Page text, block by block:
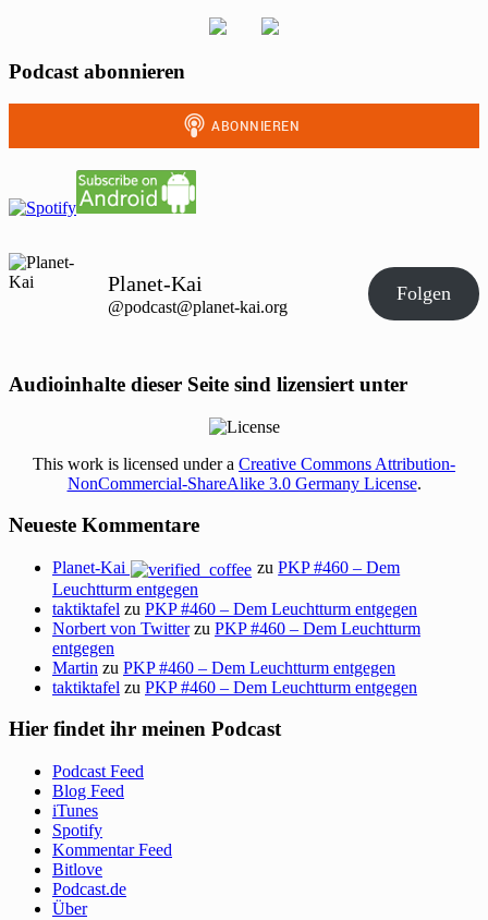
Podcast abonnieren
Planet-Kai
@podcast@planet-kai.org
Folgen
Audioinhalte dieser Seite sind lizensiert unter
This work is licensed under a Creative Commons Attribution-
NonCommercial-ShareAlike 3.0 Germany License.
Neueste Kommentare
Planet-Kai zuPKP #460 – Dem
Leuchtturm entgegen
taktiktafel zu PKP #460 – Dem Leuchtturm entgegen
Norbert von Twitterzu PKP #460 – Dem Leuchtturm
entgegen
Martin zu PKP #460 – Dem Leuchtturm entgegen
taktiktafel zu PKP #460 – Dem Leuchtturm entgegen
Hier findet ihr meinen Podcast
Podcast Feed
Blog Feed
iTunes
Spotify
Kommentar Feed
Bitlove
Podcast.de
Über